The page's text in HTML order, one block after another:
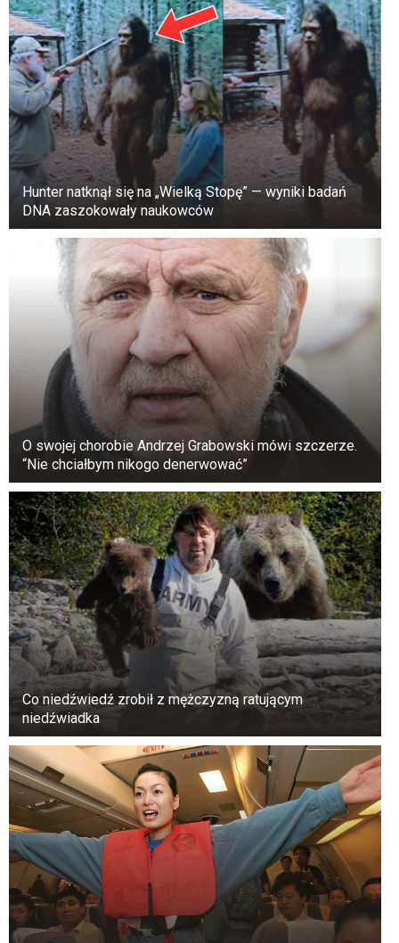
Hunter natknął się na „Wielką Stopę” — wyniki badań
DNA zaszokowały naukowców
O swojej chorobie Andrzej Grabowski mówi szczerze.
“Nie chciałbym nikogo denerwować”
Co niedźwiedź zrobił z mężczyzną ratującym
niedźwiadka